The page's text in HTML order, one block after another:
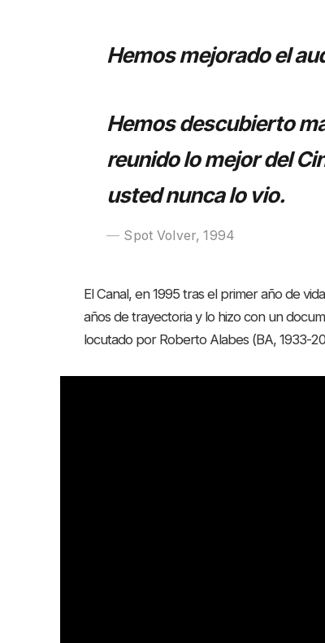
Hemos mejorado el
Hemos descubierto
reunido lo mejor del
usted nunca lo vio.
Spot Volver, 1994
El Canal, en 1995 tras el primer año de
años de trayectoria y lo hizo con un
locutado por Roberto Alabes (BA, 1933-